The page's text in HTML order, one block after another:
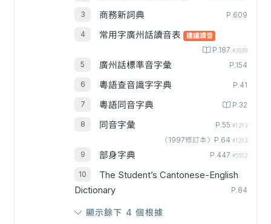
商務新詞典 P.609
常用字廣州話讀音表 建議讀音
P.187 #3599
廣州話標準音字彙 P.154
粵語查音識字字典 P.41
粵語同音字典 P.32
同音字彙 P.55 #1213
〈1997修訂本〉P.64 #1213
部身字典 P.447 #5512
The Student’s Cantonese-English
Dictionary
P.84
顯示餘下 4 個根據